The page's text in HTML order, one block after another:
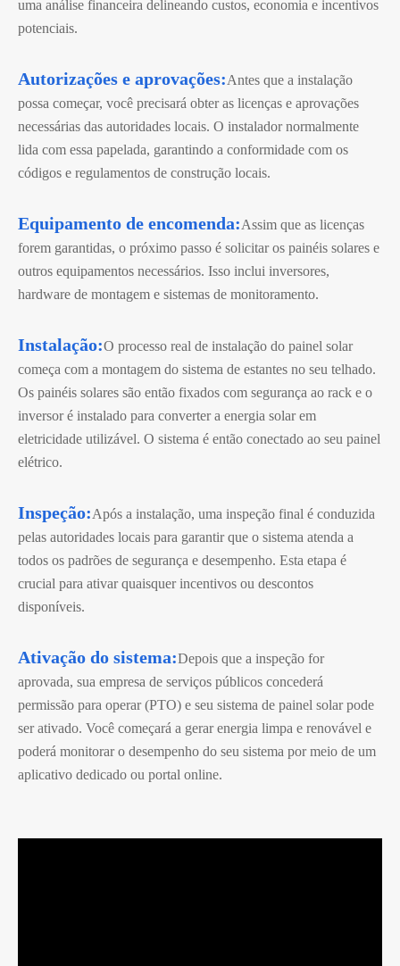
uma análise financeira delineando custos, economia e incentivos
potenciais.
Autorizações e aprovações:Antes que a instalação
possa começar, você precisará obter as licenças e aprovações
necessárias das autoridades locais. O instalador normalmente
lida com essa papelada, garantindo a conformidade com os
códigos e regulamentos de construção locais.
Equipamento de encomenda:Assim que as licenças
forem garantidas, o próximo passo é solicitar os painéis solares e
outros equipamentos necessários. Isso inclui inversores,
hardware de montagem e sistemas de monitoramento.
Instalação:O processo real de instalação do painel solar
começa com a montagem do sistema de estantes no seu telhado.
Os painéis solares são então fixados com segurança ao rack e o
inversor é instalado para converter a energia solar em
eletricidade utilizável. O sistema é então conectado ao seu painel
elétrico.
Inspeção:Após a instalação, uma inspeção final é conduzida
pelas autoridades locais para garantir que o sistema atenda a
todos os padrões de segurança e desempenho. Esta etapa é
crucial para ativar quaisquer incentivos ou descontos
disponíveis.
Ativação do sistema:Depois que a inspeção for
aprovada, sua empresa de serviços públicos concederá
permissão para operar (PTO) e seu sistema de painel solar pode
ser ativado. Você começará a gerar energia limpa e renovável e
poderá monitorar o desempenho do seu sistema por meio de um
aplicativo dedicado ou portal online.